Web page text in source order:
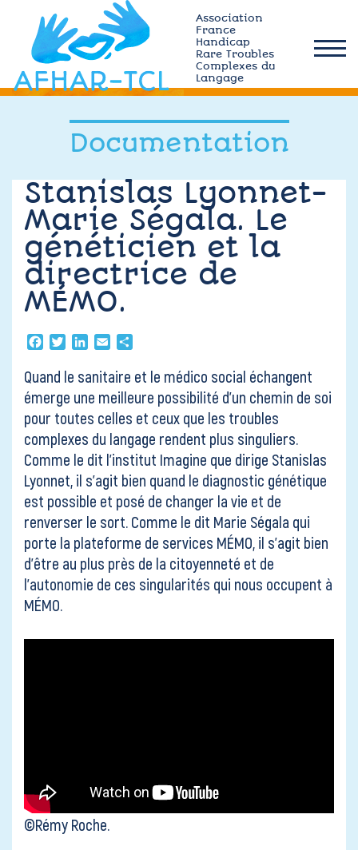
content
afhar-
tcl
Association
France
Handicap
Rare Troubles
Complexes du
Langage
Qui sommes-nous ?
Plateforme MÉMO
Ressources TCL
Adhérez
Documentation
Stanislas Lyonnet-
Marie Ségala. Le
généticien et la
directrice de
MÉMO.
FacebookTwitterLinkedIn
Email
Quand le sanitaire et le médico social échangent
émerge une meilleure possibilité d’un chemin de soi
pour toutes celles et ceux que les troubles
complexes du langage rendent plus singuliers.
Comme le dit l’institut Imagine que dirige Stanislas
Lyonnet, il s’agit bien quand le diagnostic génétique
est possible et posé de changer la vie et de
renverser le sort. Comme le dit Marie Ségala qui
porte la plateforme de services MÉMO, il s’agit bien
d’être au plus près de la citoyenneté et de
l’autonomie de ces singularités qui nous occupent à
MÉMO.
©Rémy Roche.